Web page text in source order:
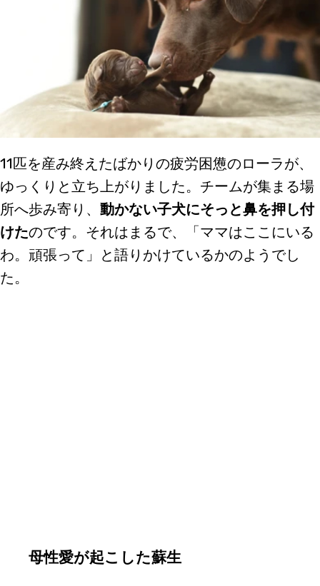
11匹を産み終えたばかりの疲労困憊のローラが、
ゆっくりと立ち上がりました。チームが集まる場
所へ歩み寄り、 動かない子犬にそっと鼻を押し付
けたのです。それはまるで、「ママはここにいる
わ。頑張って」と語りかけているかのようでし
た。
母性愛が起こした蘇生